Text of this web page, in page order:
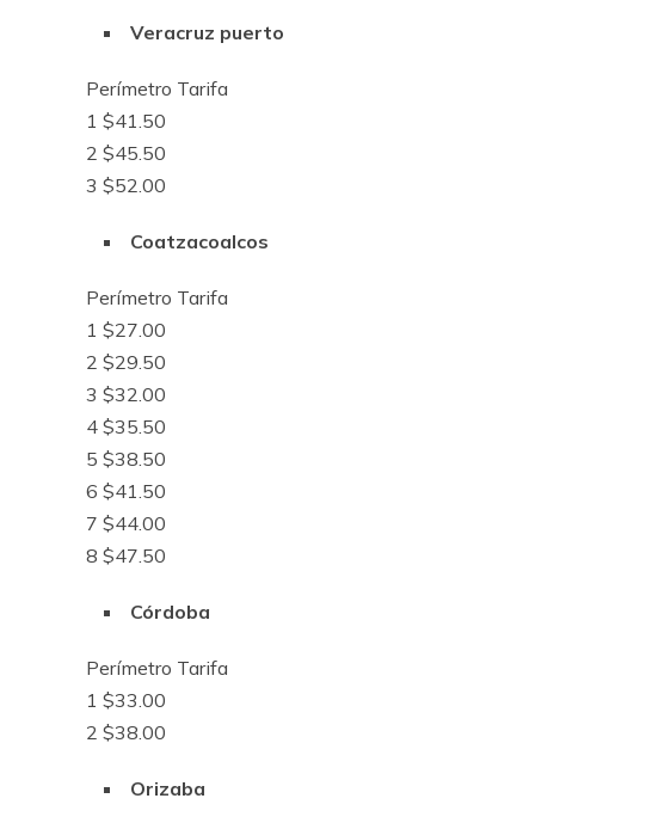
Veracruz puerto
Perímetro Tarifa
1 $41.50
2 $45.50
3 $52.00
Coatzacoalcos
Perímetro Tarifa
1 $27.00
2 $29.50
3 $32.00
4 $35.50
5 $38.50
6 $41.50
7 $44.00
8 $47.50
Córdoba
Perímetro Tarifa
1 $33.00
2 $38.00
Orizaba